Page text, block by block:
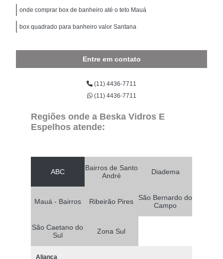
onde comprar box de banheiro até o teto Mauá
box quadrado para banheiro valor Santana
Entre em contato
(11) 4436-7711
(11) 4436-7711
Regiões onde a Beska Vidros E
Espelhos atende:
ABC
Bairros de Santo
André
Diadema
Mauá - Bairros Ribeirão Pires
São Bernardo do
Campo
São Caetano do
Sul
Zona Sul
Aliança